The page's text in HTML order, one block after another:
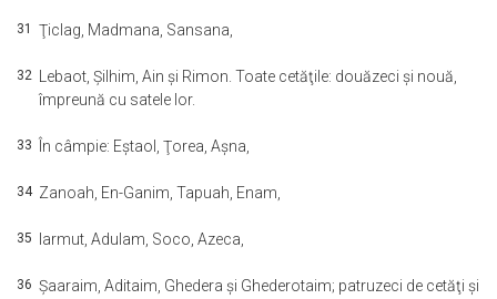
31 Ţiclag, Madmana, Sansana,
32
Lebaot, Şilhim, Ain şi Rimon. Toate cetăţile: douăzeci şi nouă,
împreună cu satele lor.
33 În câmpie: Eştaol, Ţorea, Aşna,
34 Zanoah, En-Ganim, Tapuah, Enam,
35 Iarmut, Adulam, Soco, Azeca,
36 Şaaraim, Aditaim, Ghedera şi Ghederotaim; patruzeci de cetăţi şi